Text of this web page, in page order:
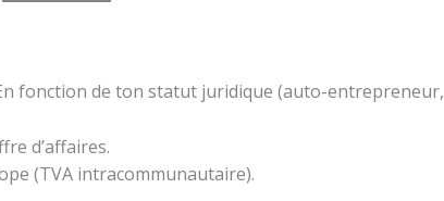
fonction de ton statut juridique (auto-entrepreneur,
d’affaires.
(TVA intracommunautaire).